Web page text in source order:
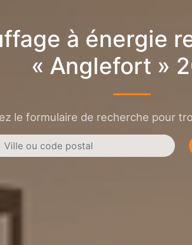
à énergie
« Anglefort »
le formulaire de recherche pour